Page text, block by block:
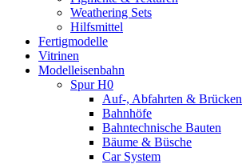
Weathering Sets
Hilfsmittel
Fertigmodelle
Vitrinen
Modelleisenbahn
Spur H0
Auf-, Abfahrten & Brücken
Bahnhöfe
Bahntechnische Bauten
Bäume & Büsche
Car System